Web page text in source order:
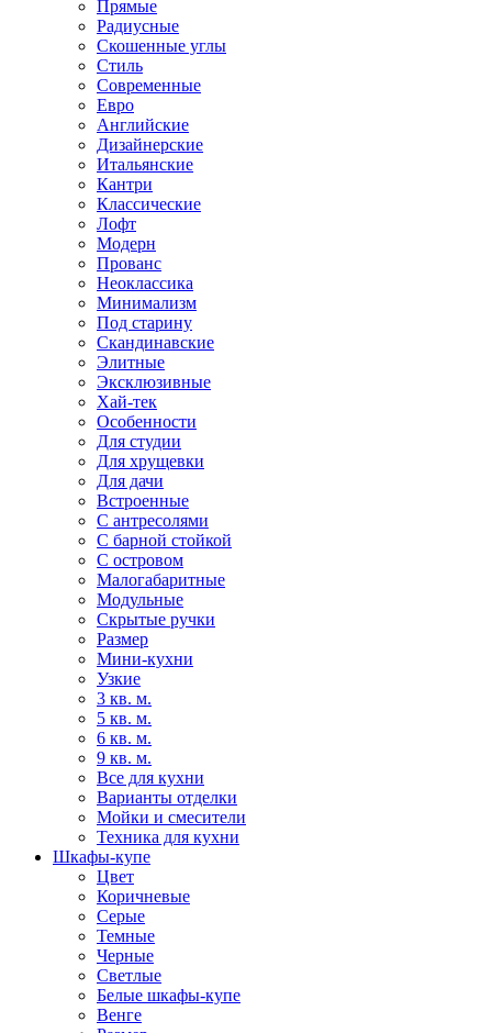
Прямые
Радиусные
Скошенные углы
Стиль
Современные
Евро
Английские
Дизайнерские
Итальянские
Кантри
Классические
Лофт
Модерн
Прованс
Неоклассика
Минимализм
Под старину
Скандинавские
Элитные
Эксклюзивные
Хай-тек
Особенности
Для студии
Для хрущевки
Для дачи
Встроенные
С антресолями
С барной стойкой
С островом
Малогабаритные
Модульные
Скрытые ручки
Размер
Мини-кухни
Узкие
3 кв. м.
5 кв. м.
6 кв. м.
9 кв. м.
Все для кухни
Варианты отделки
Мойки и смесители
Техника для кухни
Шкафы-купе
Цвет
Коричневые
Серые
Темные
Черные
Светлые
Белые шкафы-купе
Венге